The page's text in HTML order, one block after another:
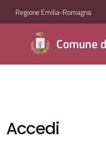
Vai al contenuto
Vai alla navigazione
Vai al footer
Regione Emilia-Romagna
Comune
Comune di
Bentivoglio
Novità
Menu selezionato
Accedi